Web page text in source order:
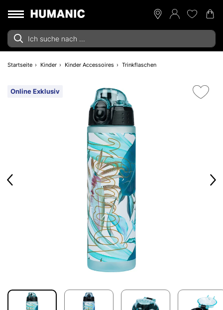
Startseite Kinder Kinder Accessoires Trinkflaschen
Online Exklusiv